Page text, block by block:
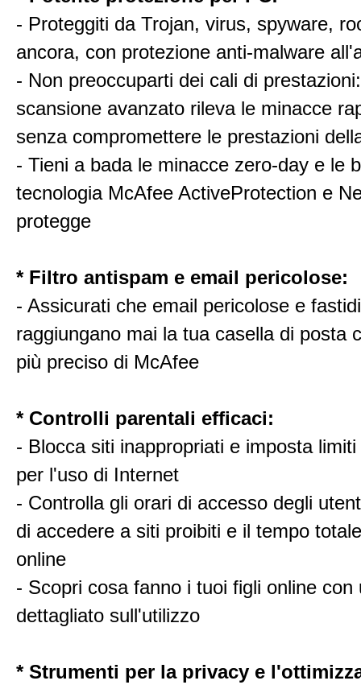
- Proteggiti da Trojan, virus, spyware,
ancora, con protezione anti-malware
- Non preoccuparti dei cali di
scansione avanzato rileva le minacce
senza compromettere le prestazioni
- Tieni a bada le minacce zero-day e le
tecnologia McAfee ActiveProtection e
protegge
* Filtro antispam e email pericolose:
- Assicurati che email pericolose e
raggiungano mai la tua casella di posta
più preciso di McAfee
* Controlli parentali efficaci:
- Blocca siti inappropriati e imposta
per l'uso di Internet
- Controlla gli orari di accesso degli
di accedere a siti proibiti e il tempo
online
- Scopri cosa fanno i tuoi figli online con
dettagliato sull'utilizzo
* Strumenti per la privacy e